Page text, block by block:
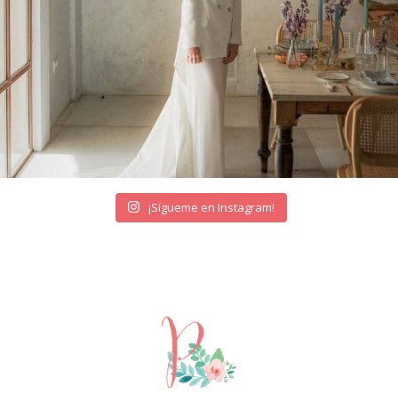
¡Sígueme en Instagram!